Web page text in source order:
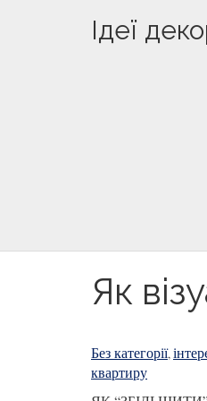
Ідеї
Як
Без категорії,
квартиру